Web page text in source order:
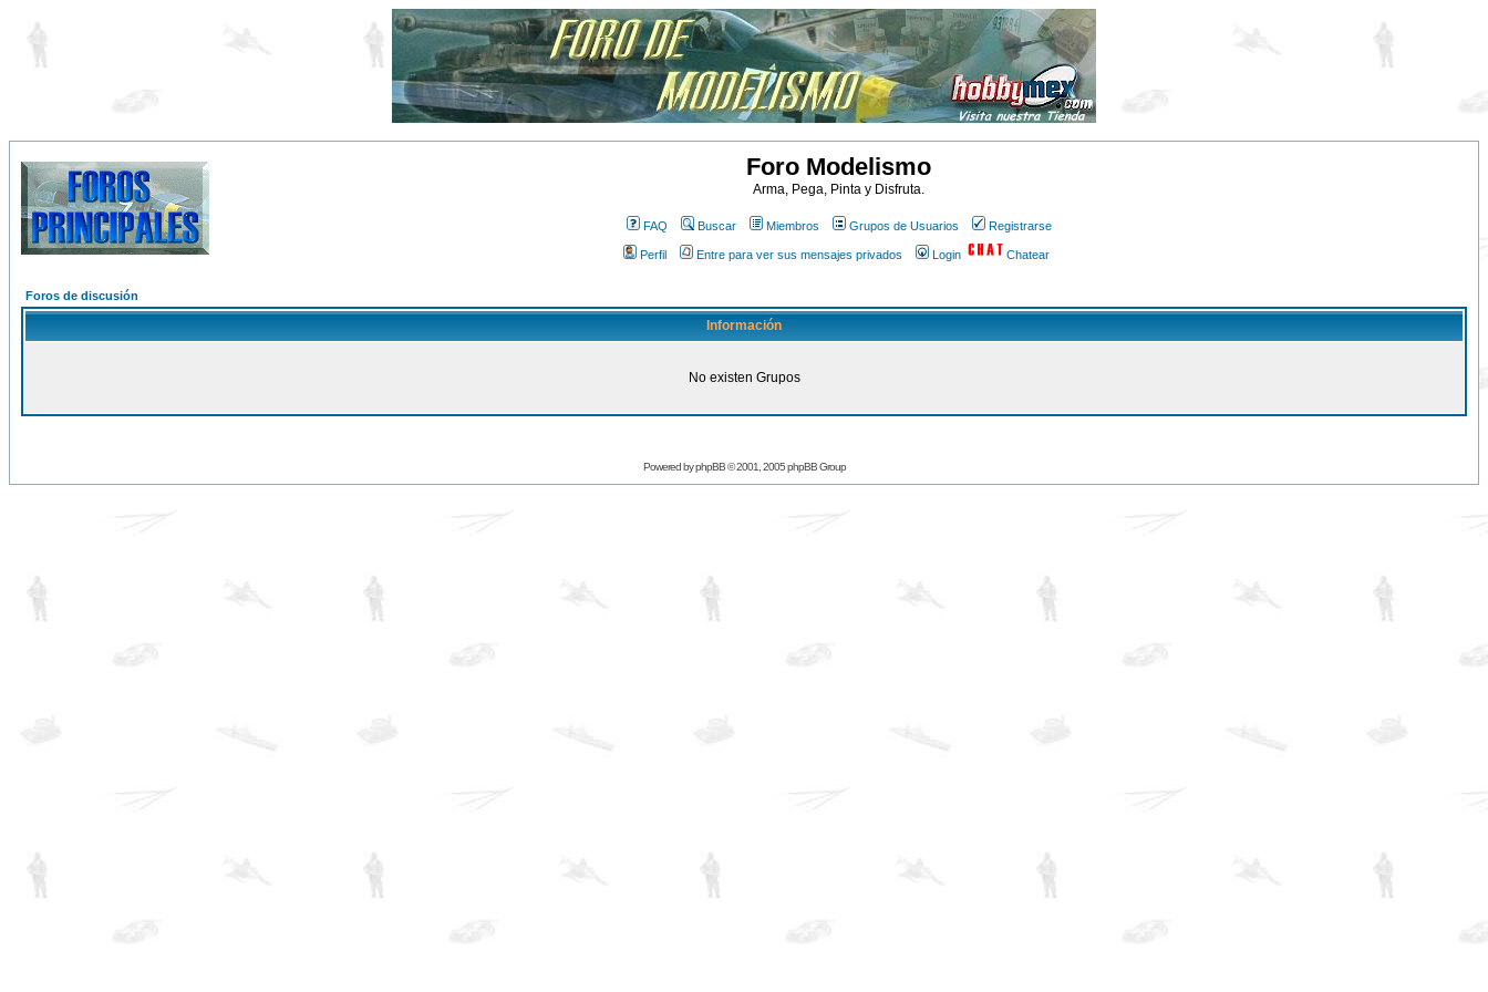
Foro Modelismo
Arma, Pega, Pinta y Disfruta.
FAQ Buscar Miembros Grupos de Usuarios Registrarse
Perfil Entre para ver sus mensajes privados Login Chatear
Foros de discusión
Información
No existen Grupos
Powered byphpBB© 2001, 2005 phpBB Group